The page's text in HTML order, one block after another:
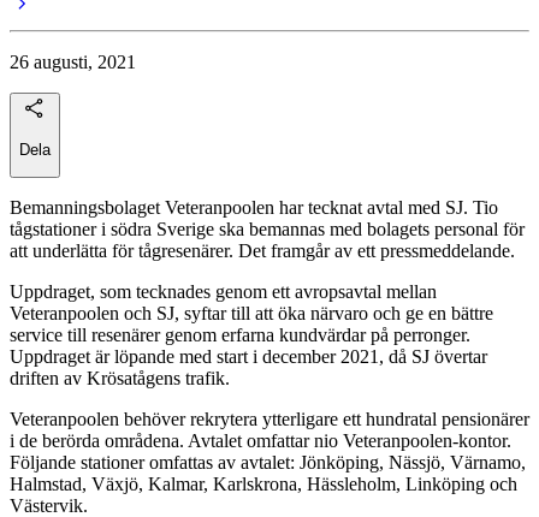
26 augusti, 2021
Dela
Bemanningsbolaget Veteranpoolen har tecknat avtal med SJ. Tio
tågstationer i södra Sverige ska bemannas med bolagets personal för
att underlätta för tågresenärer. Det framgår av ett pressmeddelande.
Uppdraget, som tecknades genom ett avropsavtal mellan
Veteranpoolen och SJ, syftar till att öka närvaro och ge en bättre
service till resenärer genom erfarna kundvärdar på perronger.
Uppdraget är löpande med start i december 2021, då SJ övertar
driften av Krösatågens trafik.
Veteranpoolen behöver rekrytera ytterligare ett hundratal pensionärer
i de berörda områdena. Avtalet omfattar nio Veteranpoolen-kontor.
Följande stationer omfattas av avtalet: Jönköping, Nässjö, Värnamo,
Halmstad, Växjö, Kalmar, Karlskrona, Hässleholm, Linköping och
Västervik.